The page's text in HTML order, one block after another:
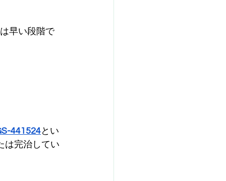
早い段階で
441524とい
は完治してい